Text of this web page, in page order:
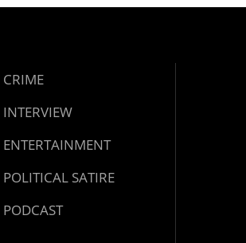
CRIME
INTERVIEW
ENTERTAINMENT
POLITICAL SATIRE
PODCAST